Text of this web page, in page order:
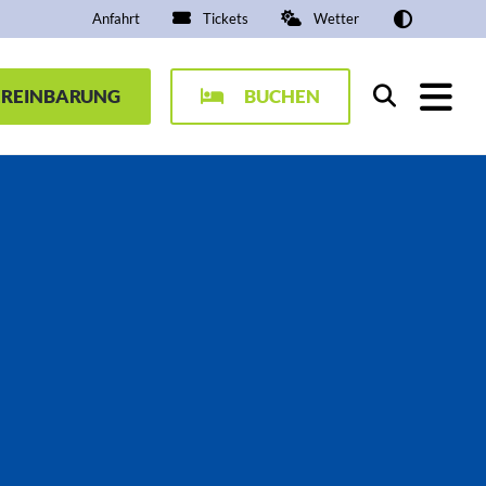
Anfahrt Tickets Wetter
BUCHEN Suchen